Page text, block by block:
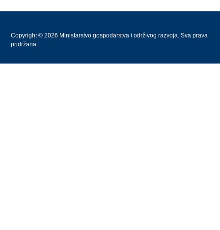
Copyright © 2026 Ministarstvo gospodarstva i održivog razvoja. Sva prava
pridržana